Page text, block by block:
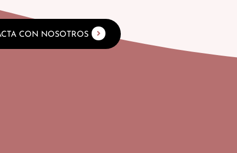
CON NOSOTROS